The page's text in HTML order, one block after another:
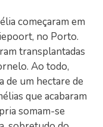
começaram em
no Porto.
transplantadas
Ao todo,
de um hectare de
que acabaram
somam-se